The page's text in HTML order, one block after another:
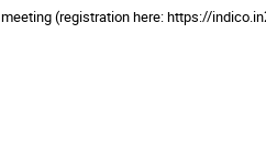
(registration here: https://